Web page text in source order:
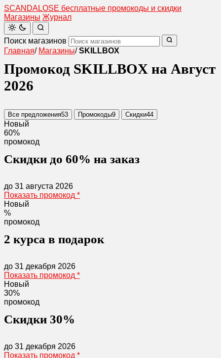
SCANDALOSE бесплатные промокоды и скидки
Магазины Журнал
Поиск магазинов
Главная/ Магазины/ SKILLBOX
Промокод SKILLBOX на Август
2026
Все предложения53 Промокоды9 Скидки44
Новый
60%
промокод
Скидки до 60% на заказ
до 31 августа 2026
Показать промокод *
Новый
%
промокод
2 курса в подарок
до 31 декабря 2026
Показать промокод *
Новый
30%
промокод
Скидки 30%
до 31 декабря 2026
Показать промокод *